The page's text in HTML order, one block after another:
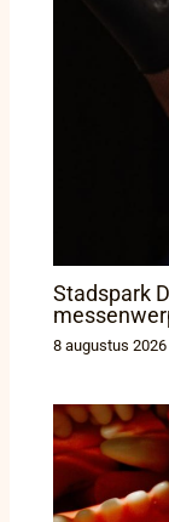
Stadspark
8 augustus 2026